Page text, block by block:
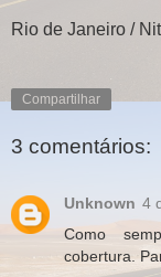
Rio de Janeiro /
Compartilhar
3 comentários:
Unknown 4
Como
cobertura.